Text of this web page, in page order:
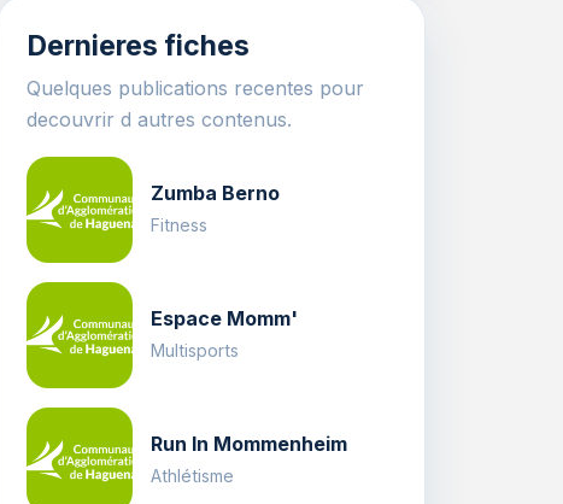
Dernieres fiches
Quelques publications recentes pour
decouvrir d autres contenus.
Zumba Berno
Fitness
Espace Momm'
Multisports
Run In Mommenheim
Athlétisme